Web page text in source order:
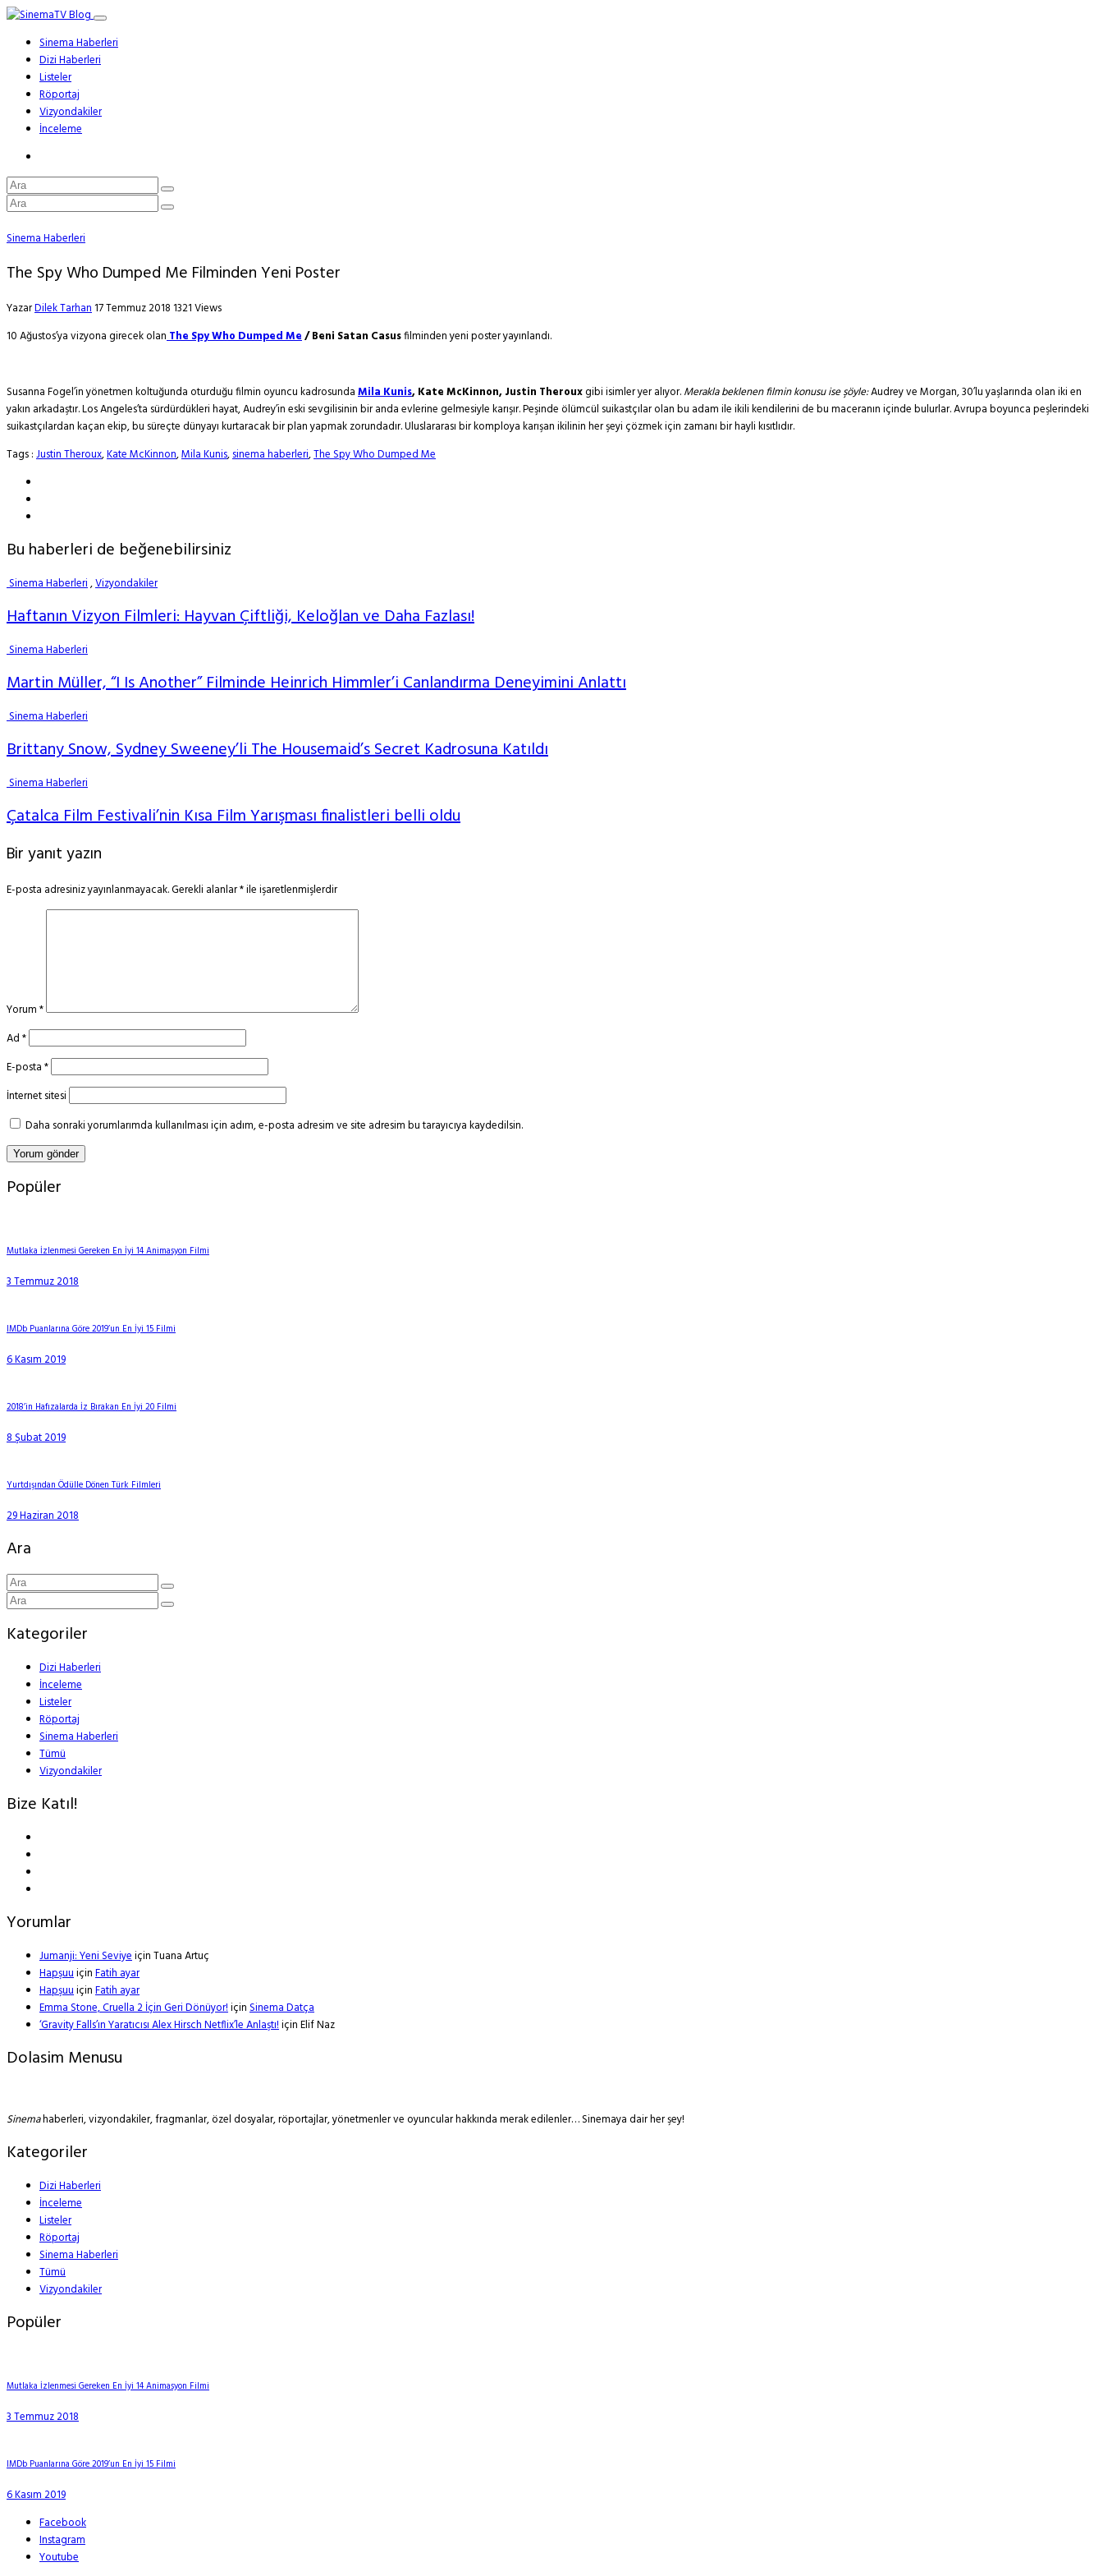
Sinema Haberleri
Dizi Haberleri
Listeler
Röportaj
Vizyondakiler
İnceleme
Sinema Haberleri
The Spy Who Dumped Me Filminden Yeni Poster
YazarDilek Tarhan17 Temmuz 2018 1321 Views
10 Ağustos’ya vizyona girecek olanThe Spy Who Dumped Me/ Beni Satan Casusfilminden yeni poster yayınlandı.
Susanna Fogel’in yönetmen koltuğunda oturduğu filmin oyuncu kadrosundaMila Kunis, Kate McKinnon, Justin Therouxgibi isimler yer alıyor.Merakla beklenen filmin konusu ise şöyle:Audrey ve Morgan, 30’lu yaşlarında olan iki en
yakın arkadaştır. Los Angeles’ta sürdürdükleri hayat, Audrey’in eski sevgilisinin bir anda evlerine gelmesiyle karışır. Peşinde ölümcül suikastçılar olan bu adam ile ikili kendilerini de bu maceranın içinde bulurlar. Avrupa boyunca peşlerindeki
suikastçılardan kaçan ekip, bu süreçte dünyayı kurtaracak bir plan yapmak zorundadır. Uluslararası bir komploya karışan ikilinin her şeyi çözmek için zamanı bir hayli kısıtlıdır.
Tags :Justin Theroux,Kate McKinnon,Mila Kunis,sinema haberleri,The Spy Who Dumped Me
Bu haberleri de beğenebilirsiniz
Sinema Haberleri,Vizyondakiler
Haftanın Vizyon Filmleri: Hayvan Çiftliği, Keloğlan ve Daha Fazlası!
Sinema Haberleri
Martin Müller, “I Is Another” Filminde Heinrich Himmler’i Canlandırma Deneyimini Anlattı
Sinema Haberleri
Brittany Snow, Sydney Sweeney’li The Housemaid’s Secret Kadrosuna Katıldı
Sinema Haberleri
Çatalca Film Festivali’nin Kısa Film Yarışması finalistleri belli oldu
Bir yanıt yazın
E-posta adresiniz yayınlanmayacak.Gerekli alanlar*ile işaretlenmişlerdir
Yorum*
Ad*
E-posta*
İnternet sitesi
Daha sonraki yorumlarımda kullanılması için adım, e-posta adresim ve site adresim bu tarayıcıya kaydedilsin.
Popüler
Mutlaka İzlenmesi Gereken En İyi 14 Animasyon Filmi
3 Temmuz 2018
IMDb Puanlarına Göre 2019’un En İyi 15 Filmi
6 Kasım 2019
2018’in Hafızalarda İz Bırakan En İyi 20 Filmi
8 Şubat 2019
Yurtdışından Ödülle Dönen Türk Filmleri
29 Haziran 2018
Ara
Kategoriler
Dizi Haberleri
İnceleme
Listeler
Röportaj
Sinema Haberleri
Tümü
Vizyondakiler
Bize Katıl!
Yorumlar
Jumanji: Yeni SeviyeiçinTuana Artuç
HapşuuiçinFatih ayar
HapşuuiçinFatih ayar
Emma Stone, Cruella 2 İçin Geri Dönüyor!içinSinema Datça
‘Gravity Falls’ın Yaratıcısı Alex Hirsch Netflix’le Anlaştı!içinElif Naz
Dolasim Menusu
Sinemahaberleri, vizyondakiler, fragmanlar, özel dosyalar, röportajlar, yönetmenler ve oyuncular hakkında merak edilenler… Sinemaya dair her şey!
Kategoriler
Dizi Haberleri
İnceleme
Listeler
Röportaj
Sinema Haberleri
Tümü
Vizyondakiler
Popüler
Mutlaka İzlenmesi Gereken En İyi 14 Animasyon Filmi
3 Temmuz 2018
IMDb Puanlarına Göre 2019’un En İyi 15 Filmi
6 Kasım 2019
Facebook
Instagram
Youtube